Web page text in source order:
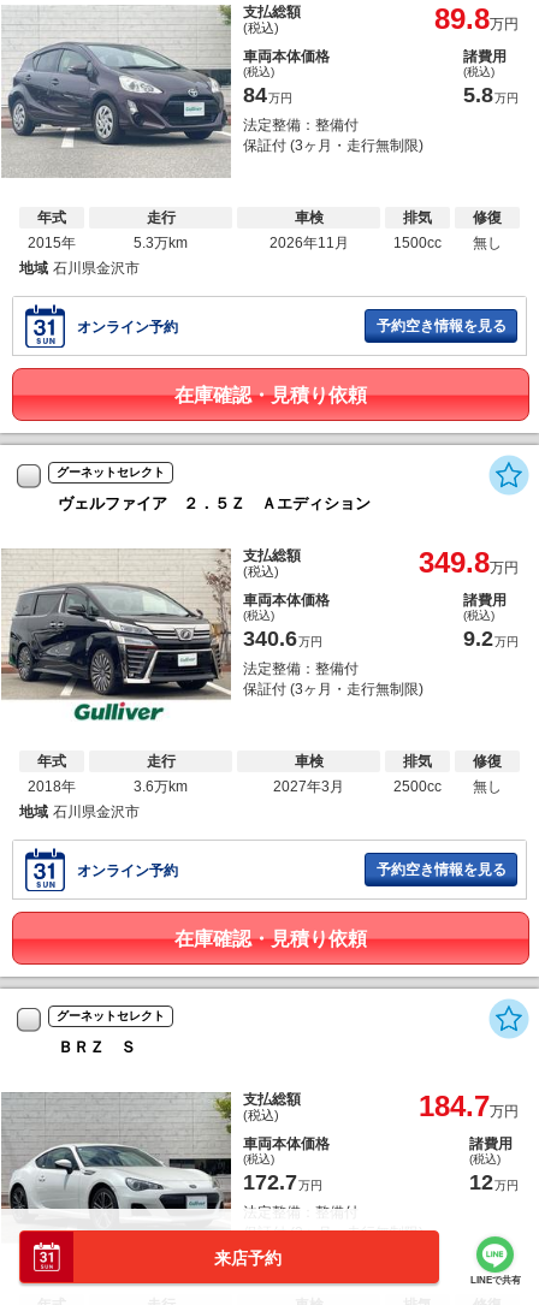
来店予約
LINEで共有
支払総額
(税込) 89.8万円
車両本体価格
(税込)
84万円
諸費用
(税込)
5.8万円
法定整備：整備付
保証付 (3ヶ月・走行無制限)
年式
2015年
走行
5.3万km
車検
2026年11月
排気
1500cc
修復
無し
地域 石川県金沢市
オンライン予約 予約空き情報を見る
在庫確認・見積り依頼
グーネットセレクト
ヴェルファイア ２．５Ｚ Ａエディション
支払総額
(税込) 349.8万円
車両本体価格
(税込)
340.6万円
諸費用
(税込)
9.2万円
法定整備：整備付
保証付 (3ヶ月・走行無制限)
年式
2018年
走行
3.6万km
車検
2027年3月
排気
2500cc
修復
無し
地域 石川県金沢市
オンライン予約 予約空き情報を見る
在庫確認・見積り依頼
グーネットセレクト
ＢＲＺ Ｓ
支払総額
(税込) 184.7万円
車両本体価格
(税込)
172.7万円
諸費用
(税込)
12万円
法定整備：整備付
保証付 (3ヶ月・走行無制限)